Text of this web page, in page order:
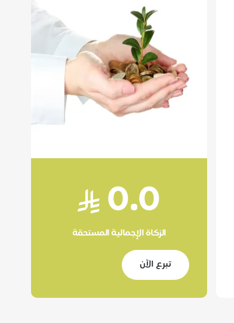
0.0
الزكاة الإجمالية المستحقة
تبرع الآن